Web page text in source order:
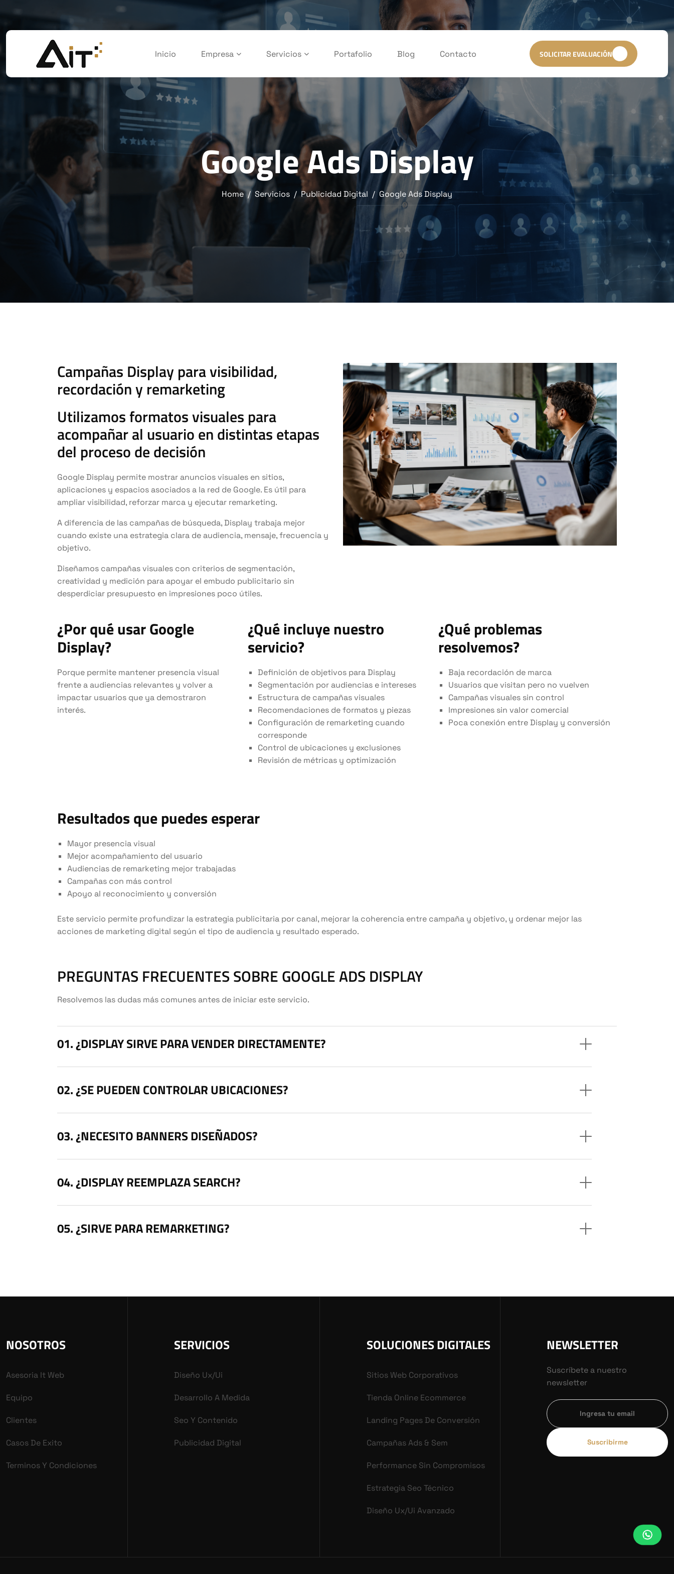
Inicio Empresa Servicios Portafolio Blog Contacto SOLICITAR EVALUACIÓN
Google Ads Display
Home Servicios Publicidad Digital Google Ads Display
Campañas Display para visibilidad,
recordación y remarketing
Utilizamos formatos visuales para
acompañar al usuario en distintas etapas
del proceso de decisión
Google Display permite mostrar anuncios visuales en sitios,
aplicaciones y espacios asociados a la red de Google. Es útil para
ampliar visibilidad, reforzar marca y ejecutar remarketing.
A diferencia de las campañas de búsqueda, Display trabaja mejor
cuando existe una estrategia clara de audiencia, mensaje, frecuencia y
objetivo.
Diseñamos campañas visuales con criterios de segmentación,
creatividad y medición para apoyar el embudo publicitario sin
desperdiciar presupuesto en impresiones poco útiles.
¿Por qué usar Google
Display?
Porque permite mantener presencia visual
frente a audiencias relevantes y volver a
impactar usuarios que ya demostraron
interés.
¿Qué incluye nuestro
servicio?
Definición de objetivos para Display
Segmentación por audiencias e intereses
Estructura de campañas visuales
Recomendaciones de formatos y piezas
Configuración de remarketing cuando
corresponde
Control de ubicaciones y exclusiones
Revisión de métricas y optimización
¿Qué problemas
resolvemos?
Baja recordación de marca
Usuarios que visitan pero no vuelven
Campañas visuales sin control
Impresiones sin valor comercial
Poca conexión entre Display y conversión
Resultados que puedes esperar
Mayor presencia visual
Mejor acompañamiento del usuario
Audiencias de remarketing mejor trabajadas
Campañas con más control
Apoyo al reconocimiento y conversión
Este servicio permite profundizar la estrategia publicitaria por canal, mejorar la coherencia entre campaña y objetivo, y ordenar mejor las
acciones de marketing digital según el tipo de audiencia y resultado esperado.
PREGUNTAS FRECUENTES SOBRE GOOGLE ADS DISPLAY
Resolvemos las dudas más comunes antes de iniciar este servicio.
¿DISPLAY SIRVE PARA VENDER DIRECTAMENTE?
¿SE PUEDEN CONTROLAR UBICACIONES?
¿NECESITO BANNERS DISEÑADOS?
¿DISPLAY REEMPLAZA SEARCH?
¿SIRVE PARA REMARKETING?
NOSOTROS
Asesoria It Web
Equipo
Clientes
Casos De Exito
Terminos Y Condiciones
SERVICIOS
Diseño Ux/ui
Desarrollo A Medida
Seo Y Contenido
Publicidad Digital
SOLUCIONES DIGITALES
Sitios Web Corporativos
Tienda Online Ecommerce
Landing Pages De Conversión
Campañas Ads & Sem
Performance Sin Compromisos
Estrategia Seo Técnico
Diseño Ux/ui Avanzado
NEWSLETTER
Suscríbete a nuestro
newsletter
Suscribirme